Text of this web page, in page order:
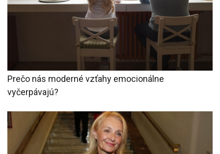
Prečo nás moderné vzťahy emocionálne
vyčerpávajú?